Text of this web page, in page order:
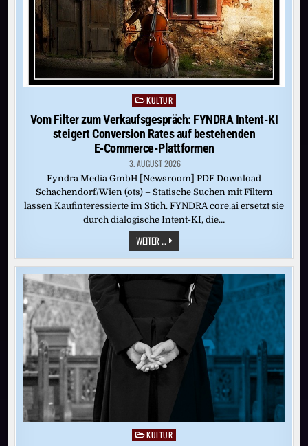
Posted
in
KULTUR
Vom Filter zum Verkaufsgespräch: FYNDRA Intent-KI
steigert Conversion Rates auf bestehenden
E‑Commerce-Plattformen
3. AUGUST 2026
Fyndra Media GmbH [Newsroom] PDF Download
Schachendorf/Wien (ots) – Statische Suchen mit Filtern
lassen Kaufinteressierte im Stich. FYNDRA core.ai ersetzt sie
durch dialogische Intent-KI, die…
WEITER ...VOM
FILTER
ZUM
VERKAUFSGESPRÄCH:
FYNDRA
INTENT-
STEIGERT
CONVERSION
RATES
AUF
BESTEHENDEN
E‑COMMERCE-
PLATTFORMEN
PostedKULTUR